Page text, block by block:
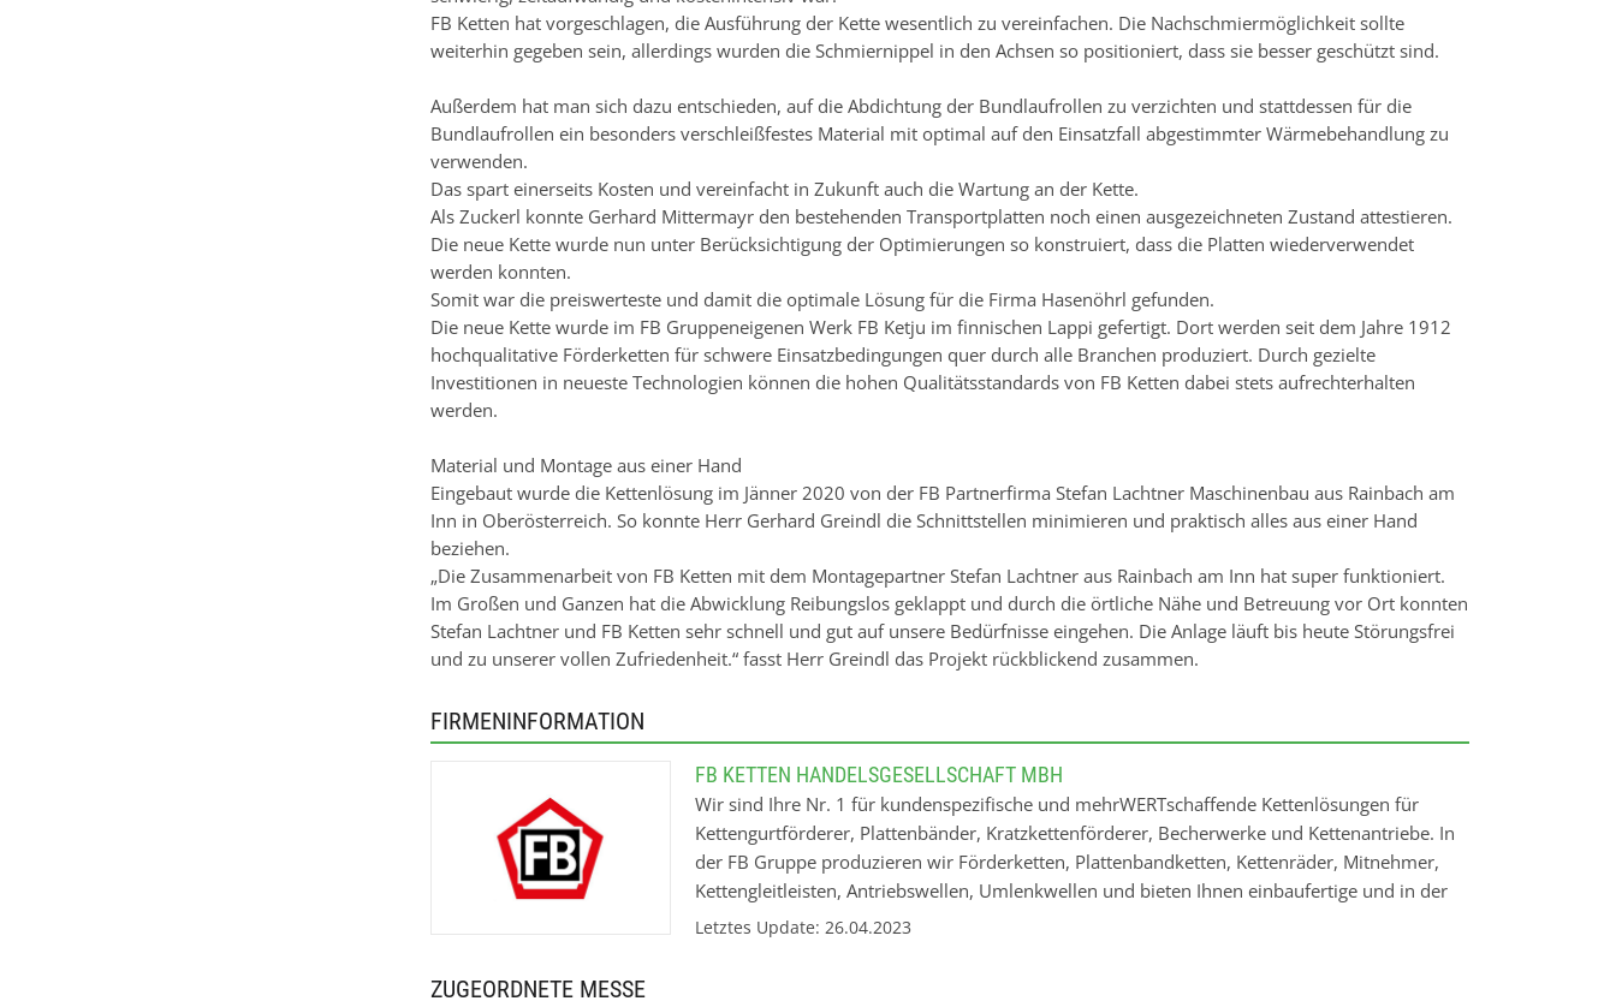
FB Ketten hat vorgeschlagen, die Ausführung der Kette wesentlich zu vereinfachen. Die Nachschmiermöglichkeit sollte
weiterhin gegeben sein, allerdings wurden die Schmiernippel in den Achsen so positioniert, dass sie besser geschützt sind.
Außerdem hat man sich dazu entschieden, auf die Abdichtung der Bundlaufrollen zu verzichten und stattdessen für die
Bundlaufrollen ein besonders verschleißfestes Material mit optimal auf den Einsatzfall abgestimmter Wärmebehandlung zu
verwenden.
Das spart einerseits Kosten und vereinfacht in Zukunft auch die Wartung an der Kette.
Als Zuckerl konnte Gerhard Mittermayr den bestehenden Transportplatten noch einen ausgezeichneten Zustand attestieren.
Die neue Kette wurde nun unter Berücksichtigung der Optimierungen so konstruiert, dass die Platten wiederverwendet
werden konnten.
Somit war die preiswerteste und damit die optimale Lösung für die Firma Hasenöhrl gefunden.
Die neue Kette wurde im FB Gruppeneigenen Werk FB Ketju im finnischen Lappi gefertigt. Dort werden seit dem Jahre 1912
hochqualitative Förderketten für schwere Einsatzbedingungen quer durch alle Branchen produziert. Durch gezielte
Investitionen in neueste Technologien können die hohen Qualitätsstandards von FB Ketten dabei stets aufrechterhalten
werden.
Material und Montage aus einer Hand
Eingebaut wurde die Kettenlösung im Jänner 2020 von der FB Partnerfirma Stefan Lachtner Maschinenbau aus Rainbach am
Inn in Oberösterreich. So konnte Herr Gerhard Greindl die Schnittstellen minimieren und praktisch alles aus einer Hand
beziehen.
„Die Zusammenarbeit von FB Ketten mit dem Montagepartner Stefan Lachtner aus Rainbach am Inn hat super funktioniert.
Im Großen und Ganzen hat die Abwicklung Reibungslos geklappt und durch die örtliche Nähe und Betreuung vor Ort konnten
Stefan Lachtner und FB Ketten sehr schnell und gut auf unsere Bedürfnisse eingehen. Die Anlage läuft bis heute Störungsfrei
und zu unserer vollen Zufriedenheit.“ fasst Herr Greindl das Projekt rückblickend zusammen.
FIRMENINFORMATION
FB KETTEN HANDELSGESELLSCHAFT MBH
Wir sind Ihre Nr. 1 für kundenspezifische und mehrWERTschaffende Kettenlösungen für
Kettengurtförderer, Plattenbänder, Kratzkettenförderer, Becherwerke und Kettenantriebe. In
der FB Gruppe produzieren wir Förderketten, Plattenbandketten, Kettenräder, Mitnehmer,
Kettengleitleisten, Antriebswellen, Umlenkwellen und bieten Ihnen einbaufertige und in der
Praxis erprobte Lösungen. Über 25 FB Kettenanwendungstechniker in D-A-CH kommen
Letztes Update: 26.04.2023
ZUGEORDNETE MESSE